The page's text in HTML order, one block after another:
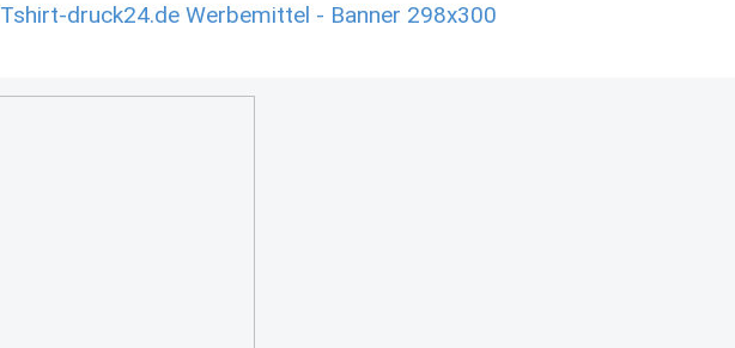
Tshirt-druck24.de Werbemittel - Banner 298x300